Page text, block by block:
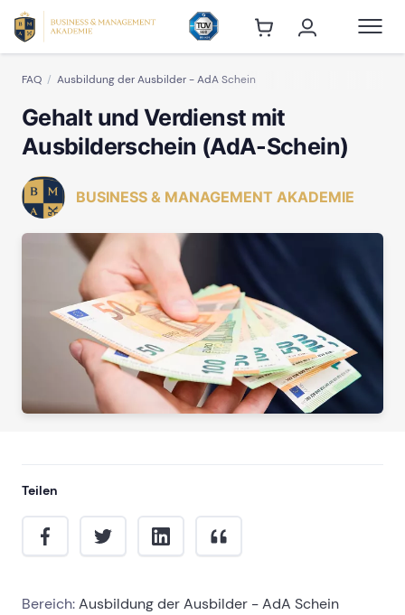
FAQ Ausbildung der Ausbilder - AdA Schein
Gehalt und Verdienst mit
Ausbilderschein (AdA-Schein)
BUSINESS & MANAGEMENT AKADEMIE
Teilen
Bereich:Ausbildung der Ausbilder - AdA Schein